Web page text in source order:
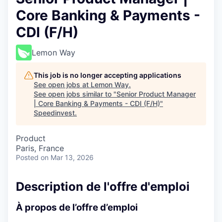
Core Banking & Payments -
CDI (F/H)
Lemon Way
This job is no longer accepting applications
See open jobs at Lemon Way.
See open jobs similar to "Senior Product Manager
| Core Banking & Payments - CDI (F/H)"
Speedinvest.
Product
Paris, France
Posted on Mar 13, 2026
Description de l'offre d'emploi
À propos de l’offre d’emploi